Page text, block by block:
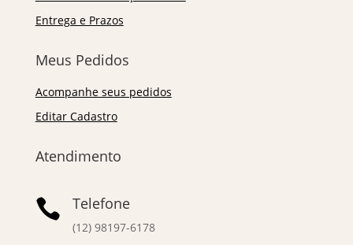
Entrega e Prazos
Meus Pedidos
Acompanhe seus pedidos
Editar Cadastro
Atendimento
 Telefone
(12) 98197-6178